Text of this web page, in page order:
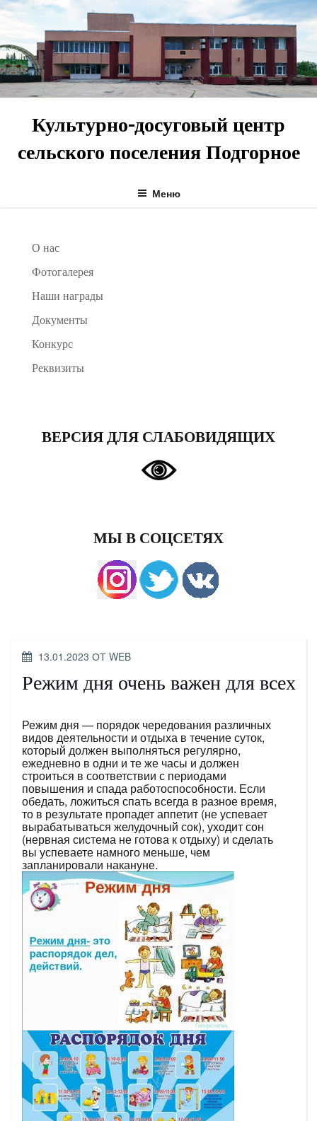
Перейти
содержимому
Культурно-досуговый центр
сельского поселения Подгорное
Меню
О нас
Фотогалерея
Наши награды
Документы
Конкурс
Реквизиты
ВЕРСИЯ ДЛЯ СЛАБОВИДЯЩИХ
МЫ В СОЦСЕТЯХ
ОПУБЛИКОВАНО
13.01.2023 ОТ WEB
Режим дня очень важен для всех
Режим дня — порядок чередования различных
видов деятельности и отдыха в течение суток,
который должен выполняться регулярно,
ежедневно в одни и те же часы и должен
строиться в соответствии с периодами
повышения и спада работоспособности. Если
обедать, ложиться спать всегда в разное время,
то в результате пропадет аппетит (не успевает
вырабатываться желудочный сок), уходит сон
(нервная система не готова к отдыху) и сделать
вы успеваете намного меньше, чем
запланировали накануне.